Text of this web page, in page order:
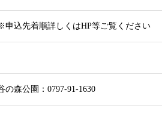
込先着順詳しくはHP等ご覧ください
西谷の森公園：